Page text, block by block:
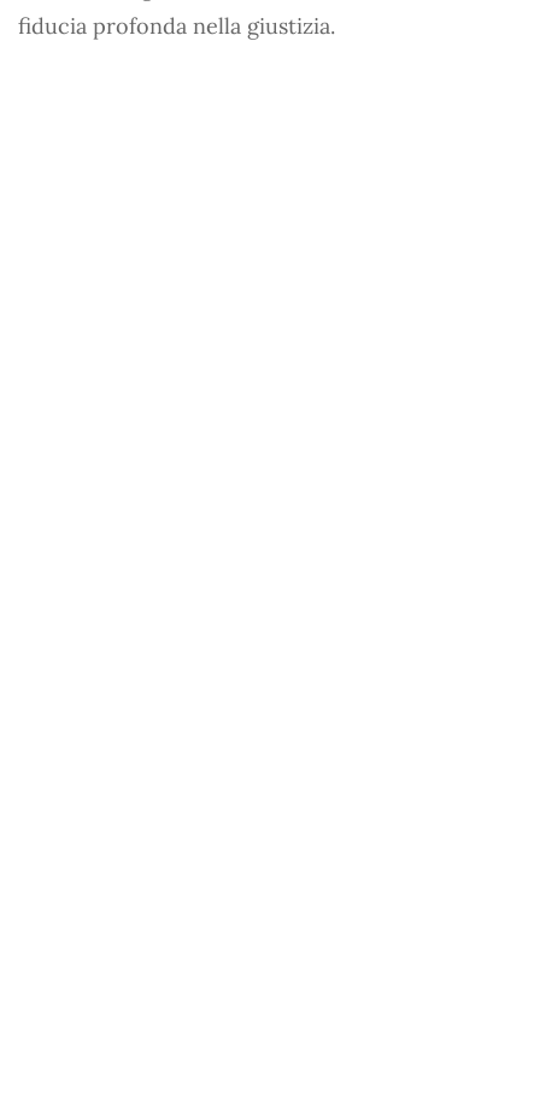
fiducia profonda nella giustizia.